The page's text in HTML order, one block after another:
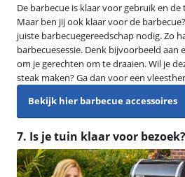
De barbecue is klaar voor gebruik en
Maar ben jij ook klaar voor de
juiste barbecuegereedschap nodig. Zo
barbecuesessie. Denk bijvoorbeeld aan
om je gerechten om te draaien. Wil je
steak maken? Ga dan voor een
Bekijk hier barbecue accessoires
7. Is je tuin klaar voor bezoek?